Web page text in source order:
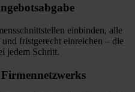
einbinden, alle
fristgerecht einreichen – die
jedem Schritt.